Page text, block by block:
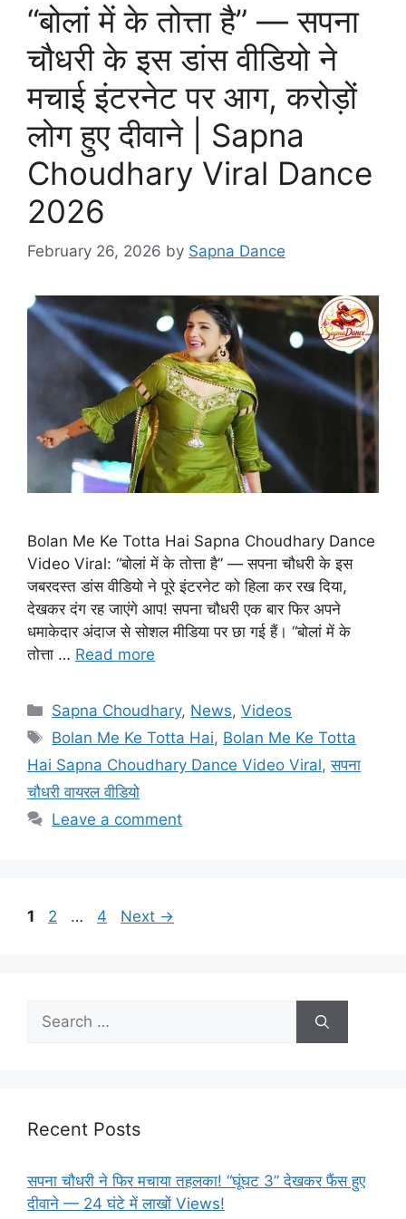
“बोलां में के तोत्ता है” — सपना
चौधरी के इस डांस वीडियो ने
मचाई इंटरनेट पर आग, करोड़ों
लोग हुए दीवाने | Sapna
Choudhary Viral Dance
2026
February 26, 2026 by Sapna Dance
Bolan Me Ke Totta Hai Sapna Choudhary Dance
Video Viral: “बोलां में के तोत्ता है” — सपना चौधरी के इस
जबरदस्त डांस वीडियो ने पूरे इंटरनेट को हिला कर रख दिया,
देखकर दंग रह जाएंगे आप! सपना चौधरी एक बार फिर अपने
धमाकेदार अंदाज से सोशल मीडिया पर छा गई हैं। “बोलां में के
तोत्ता … Read more
Categories
Sapna Choudhary, News,Videos
Tags
Bolan Me Ke Totta Hai, Bolan Me Ke Totta
Hai Sapna Choudhary Dance Video Viral,सपना
चौधरी वायरल वीडियो
Leave a comment
Page
1 Page
2 … Page
4 Next →
Search
for:
Recent Posts
सपना चौधरी ने फिर मचाया तहलका! “घूंघट 3” देखकर फैंस हुए
दीवाने — 24 घंटे में लाखों Views!